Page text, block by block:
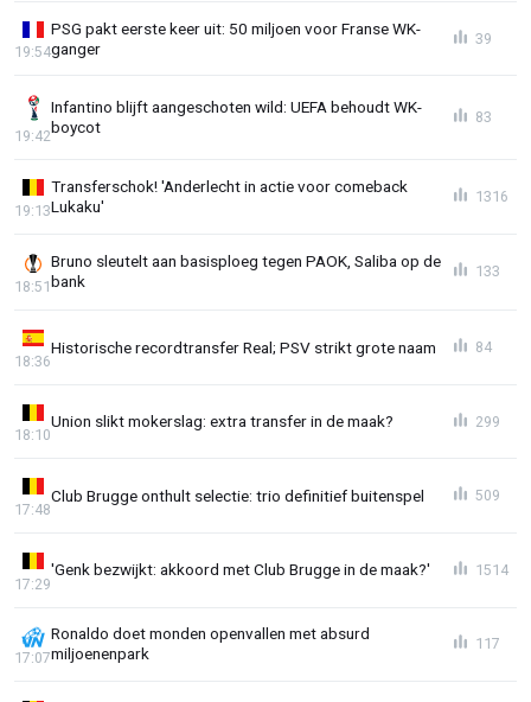
PSG pakt eerste keer uit: 50 miljoen voor Franse WK-
ganger
19:54
39
Infantino blijft aangeschoten wild: UEFA behoudt WK-
boycot
19:42
83
Transferschok! 'Anderlecht in actie voor comeback
Lukaku'
19:13
1316
Bruno sleutelt aan basisploeg tegen PAOK, Saliba op de
bank
18:51
133
Historische recordtransfer Real; PSV strikt grote naam
18:36
84
Union slikt mokerslag: extra transfer in de maak?
18:10
299
Club Brugge onthult selectie: trio definitief buitenspel
17:48
509
'Genk bezwijkt: akkoord met Club Brugge in de maak?'
17:29
1514
Ronaldo doet monden openvallen met absurd
miljoenenpark
17:07
117